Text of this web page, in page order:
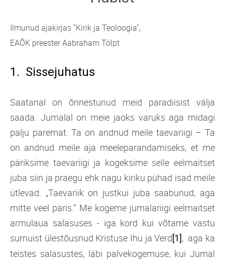
Ilmunud ajakirjas "Kirik ja Teoloogia",
EAÕK preester Aabraham Tölpt
1. Sissejuhatus
Saatanal on õnnestunud meid paradiisist välja
saada. Jumalal on meie jaoks varuks aga midagi
palju paremat. Ta on andnud meile taevariigi – Ta
on andnud meile aja meeleparandamiseks, et me
päriksime taevariigi ja kogeksime selle eelmaitset
juba siin ja praegu ehk nagu kiriku pühad isad meile
ütlevad: „Taevariik on justkui juba saabunud, aga
mitte veel päris.“ Me kogeme jumalariigi eelmaitset
armulaua salasuses - iga kord kui võtame vastu
surnuist ülestõusnud Kristuse Ihu ja Verd[1], aga ka
teistes salasustes, läbi palvekogemuse, kui Jumal